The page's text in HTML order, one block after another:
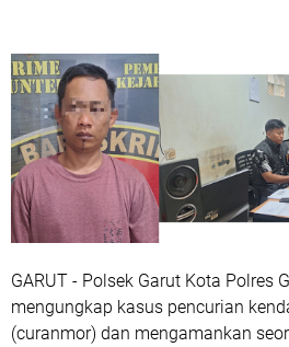
GARUT - Polsek Garut Kota Polres
mengungkap kasus pencurian
(curanmor) dan mengamankan